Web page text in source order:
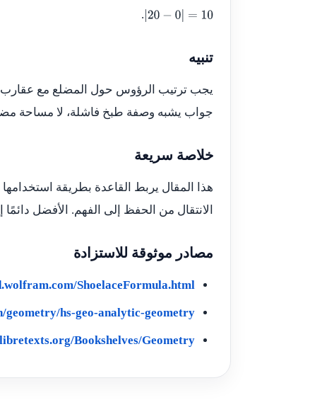
20−0 = 10
.
تنبيه
يجب ترتيب الرؤوس حول المضلع مع
جواب يشبه وصفة طبخ فاشلة، لا مساحة
خلاصة سريعة
هذا المقال يربط القاعدة بطريقة
الانتقال من الحفظ إلى الفهم. الأفضل دائمًا
مصادر موثوقة للاستزادة
ShoelaceFormula.html
geometry/hs-geo-analytic-geometry
Bookshelves/Geometry